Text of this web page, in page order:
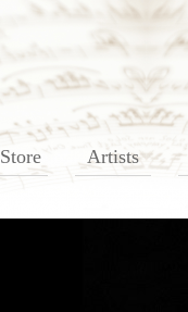
Store Artists